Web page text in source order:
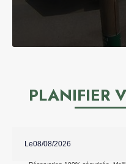
PLANIFIER
Le